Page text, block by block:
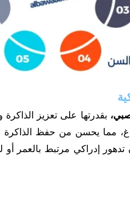
بقدرتها على تعزيز
مما يحسن من حفظ الذاكرة
إدراكي مرتبط بالعمر